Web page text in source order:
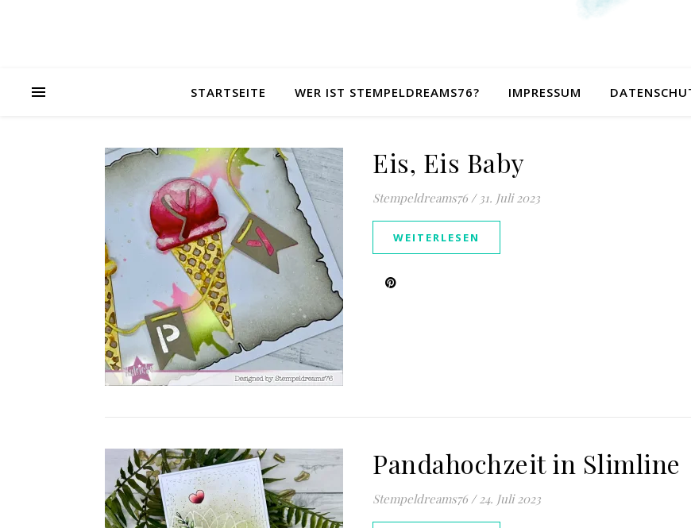
STARTSEITE WER IST STEMPELDREAMS76? IMPRESSUM
Eis, Eis Baby
Stempeldreams76 / 31. Juli 2023
WEITERLESEN
Pandahochzeit in Slimline
Stempeldreams76 / 24. Juli 2023